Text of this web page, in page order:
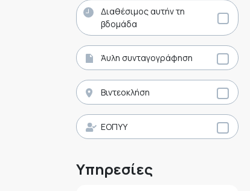
Διαθέσιμος αυτήν τη
βδομάδα
Άυλη συνταγογράφηση
Βιντεοκλήση
ΕΟΠΥΥ
Υπηρεσίες